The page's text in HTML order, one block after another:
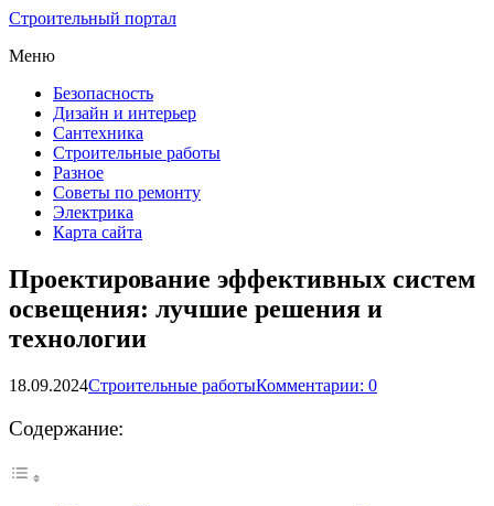
Строительный портал
Меню
Безопасность
Дизайн и интерьер
Сантехника
Строительные работы
Разное
Советы по ремонту
Электрика
Карта сайта
Проектирование эффективных систем
освещения: лучшие решения и
технологии
18.09.2024Строительные работыКомментарии: 0
Содержание: